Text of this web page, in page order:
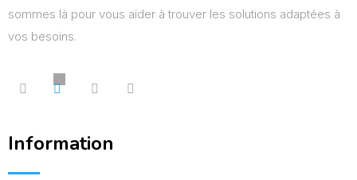
sommes là pour vous aider à trouver les solutions adaptées à
vos besoins.
Information